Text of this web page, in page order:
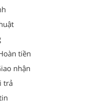
tiền
nhận
trả